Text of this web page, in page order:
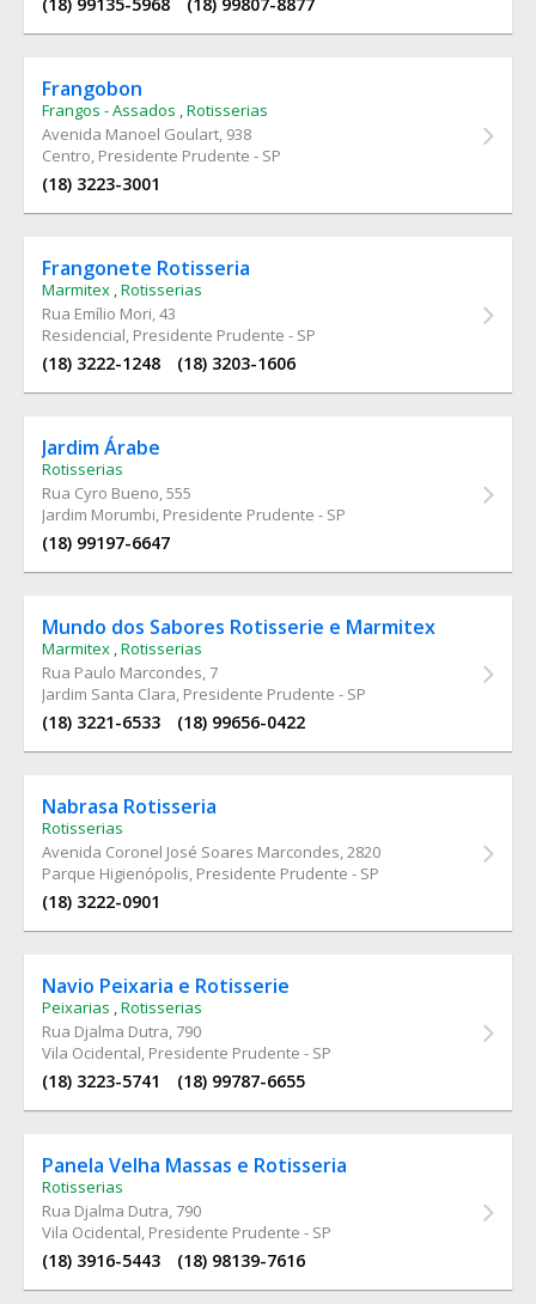
Frangobon
Frangos - Assados ,Rotisserias
Avenida Manoel Goulart, 938
Centro, Presidente Prudente - SP
(18) 3223-3001
Frangonete Rotisseria
Marmitex ,Rotisserias
Rua Emílio Mori, 43
Residencial, Presidente Prudente - SP
(18) 3222-1248 (18) 3203-1606
Jardim Árabe
Rotisserias
Rua Cyro Bueno, 555
Jardim Morumbi, Presidente Prudente - SP
(18) 99197-6647
Mundo dos Sabores Rotisserie e Marmitex
Marmitex ,Rotisserias
Rua Paulo Marcondes, 7
Jardim Santa Clara, Presidente Prudente - SP
(18) 3221-6533 (18) 99656-0422
Nabrasa Rotisseria
Rotisserias
Avenida Coronel José Soares Marcondes, 2820
Parque Higienópolis, Presidente Prudente - SP
(18) 3222-0901
Navio Peixaria e Rotisserie
Peixarias ,Rotisserias
Rua Djalma Dutra, 790
Vila Ocidental, Presidente Prudente - SP
(18) 3223-5741 (18) 99787-6655
Panela Velha Massas e Rotisseria
Rotisserias
Rua Djalma Dutra, 790
Vila Ocidental, Presidente Prudente - SP
(18) 3916-5443 (18) 98139-7616